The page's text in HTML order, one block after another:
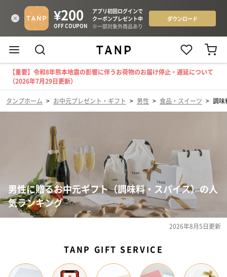
【重要】令和8年熊本地震の影響に伴うお荷物のお届け停止・遅延について
（2026年7月29日更新）
タンプホーム > お中元プレゼント・ギフト > 男性 > 食品・スイーツ > 調味
男性に贈るお中元ギフト（調味料・スパイス）の人
気ランキング
2026年8月5日更新
TANP GIFT SERVICE